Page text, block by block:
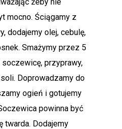
mocno. Ściągamy z
dodajemy olej, cebulę,
Smażymy przez 5
soczewicę, przyprawy,
Doprowadzamy do
ogień i gotujemy
powinna być
twarda. Dodajemy